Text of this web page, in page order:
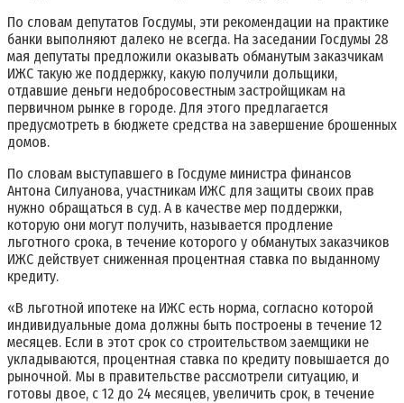
По словам депутатов Госдумы, эти рекомендации на практике
банки выполняют далеко не всегда. На заседании Госдумы 28
мая депутаты предложили оказывать обманутым заказчикам
ИЖС такую же поддержку, какую получили дольщики,
отдавшие деньги недобросовестным застройщикам на
первичном рынке в городе. Для этого предлагается
предусмотреть в бюджете средства на завершение брошенных
домов.
По словам выступавшего в Госдуме министра финансов
Антона Силуанова, участникам ИЖС для защиты своих прав
нужно обращаться в суд. А в качестве мер поддержки,
которую они могут получить, называется продление
льготного срока, в течение которого у обманутых заказчиков
ИЖС действует сниженная процентная ставка по выданному
кредиту.
«В льготной ипотеке на ИЖС есть норма, согласно которой
индивидуальные дома должны быть построены в течение 12
месяцев. Если в этот срок со строительством заемщики не
укладываются, процентная ставка по кредиту повышается до
рыночной. Мы в правительстве рассмотрели ситуацию, и
готовы двое, с 12 до 24 месяцев, увеличить срок, в течение